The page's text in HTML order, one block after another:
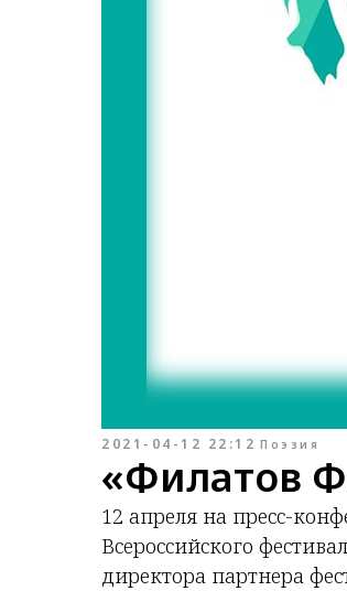
2021-04-12 22:12 Поэзия
«Филатов
12 апреля на пресс-
Всероссийского
директора партнера